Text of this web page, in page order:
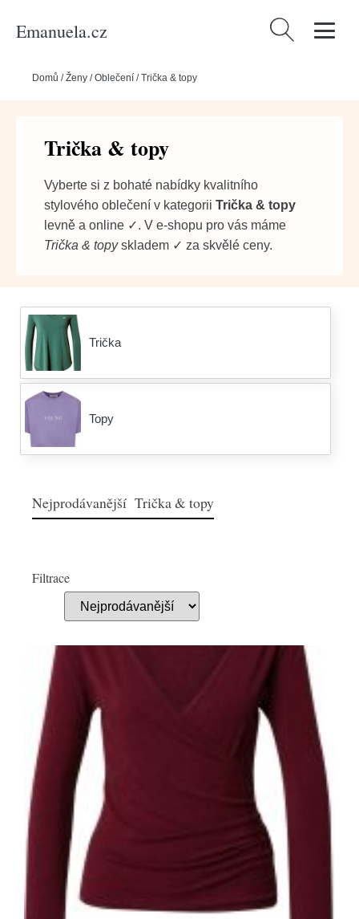
Emanuela.cz Vyhledávání
Domů /Ženy /Oblečení /Trička & topy
Trička & topy
Vyberte si z bohaté nabídky kvalitního
stylového oblečení v kategorii Trička & topy
levně a online ✓. V e-shopu pro vás máme
Trička & topyskladem ✓ za skvělé ceny.
Trička
Topy
Nejprodávanější Trička & topy
Filtrace